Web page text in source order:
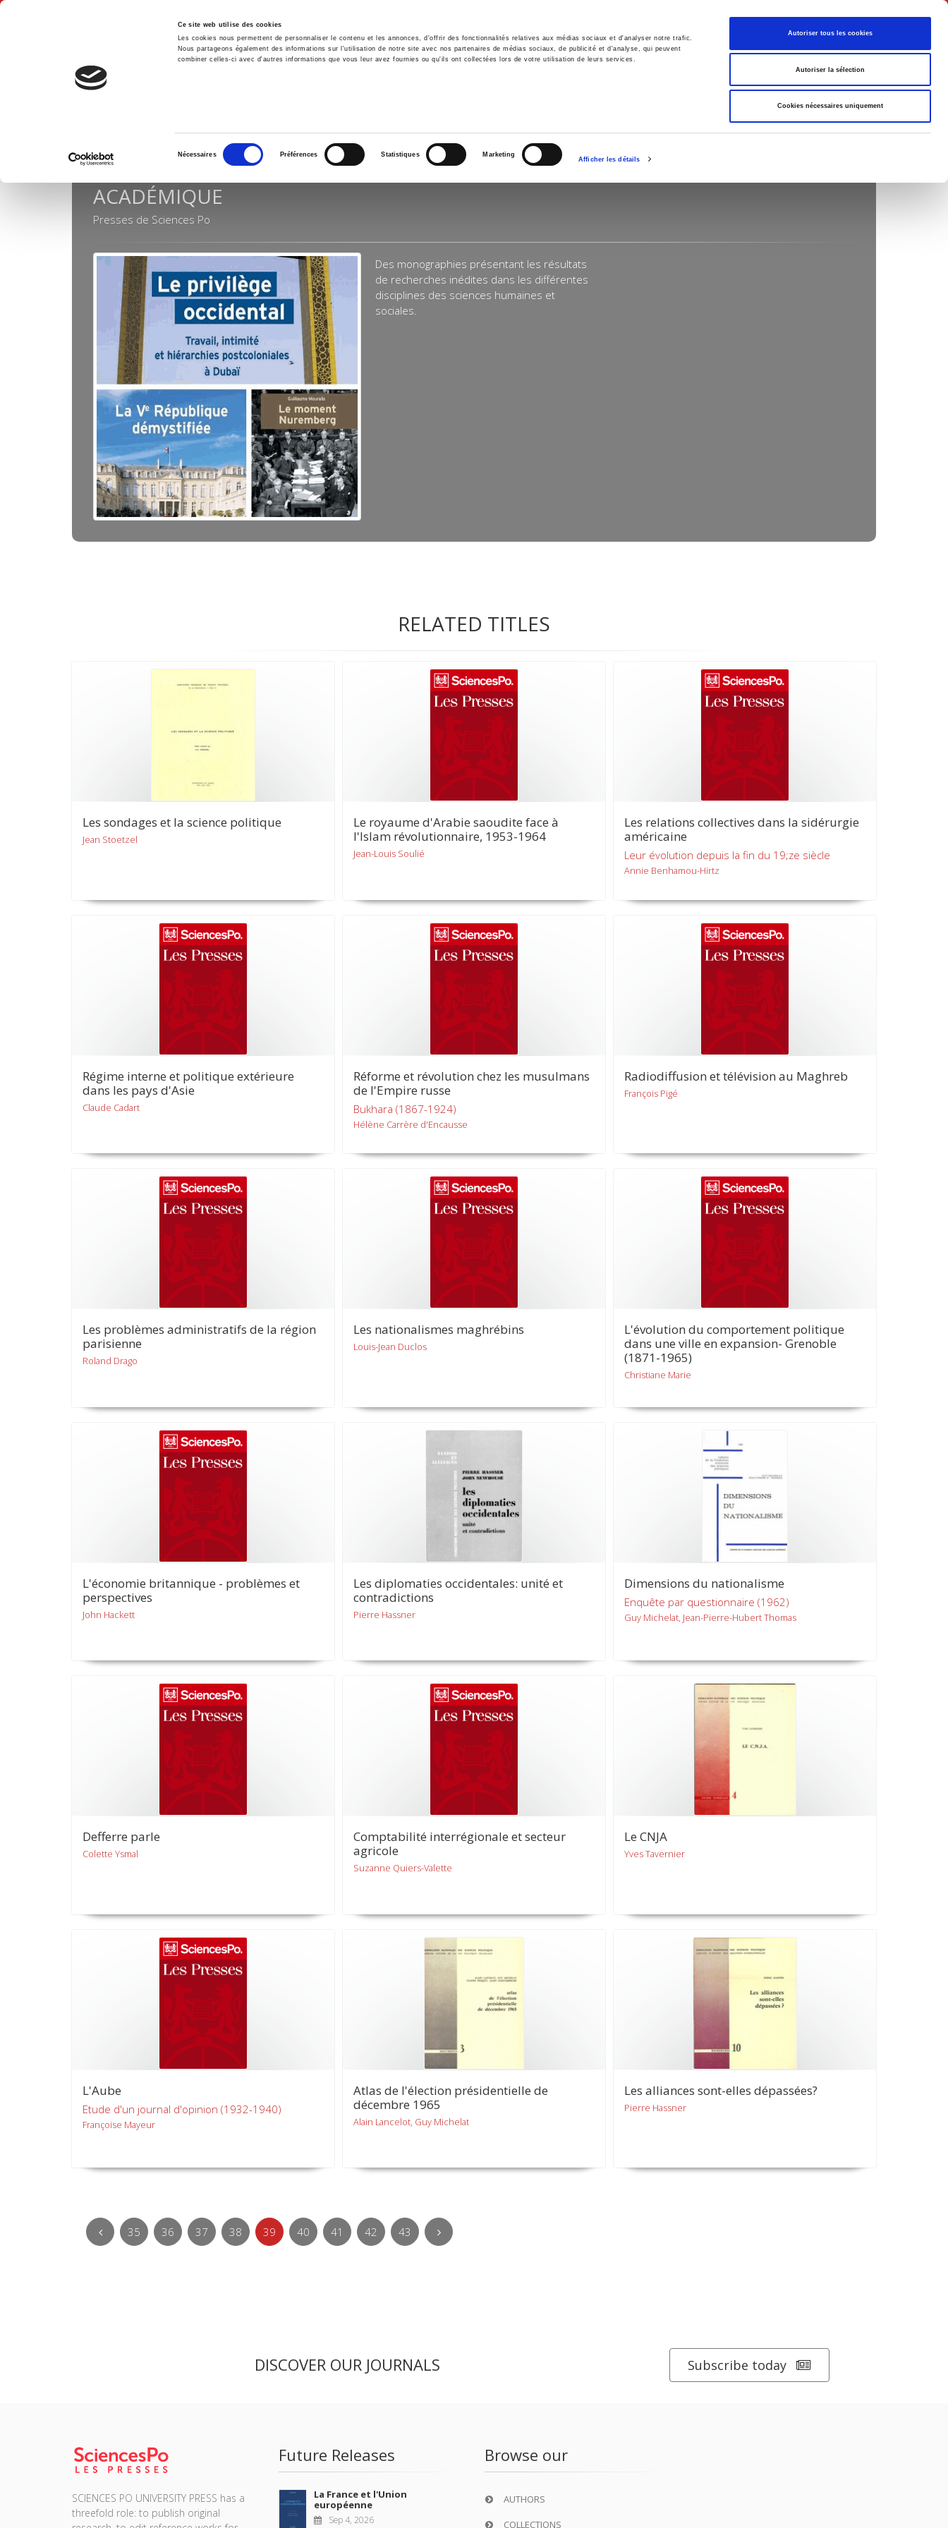
Ce site web utilise des cookies
Les cookies nous permettent de personnaliser le contenu et les annonces, d'offrir des fonctionnalités relatives aux médias sociaux et d'analyser notre trafic.
Nous partageons également des informations sur l'utilisation de notre site avec nos partenaires de médias sociaux, de publicité et d'analyse, qui peuvent
combiner celles-ci avec d'autres informations que vous leur avez fournies ou qu'ils ont collectées lors de votre utilisation de leurs services.
consentement
Nécessaires Préférences Statistiques Marketing
Afficher les détails
Autoriser tous les cookies
Autoriser la sélection
Cookies nécessaires uniquement
English
Home Environment History International Politics
ACADÉMIQUE
Presses de Sciences Po
Des monographies présentant les résultats
de recherches inédites dans les différentes
disciplines des sciences humaines et
sociales.
RELATED TITLES
Les sondages et la science politique
Jean Stoetzel
Le royaume d'Arabie saoudite face à
l'Islam révolutionnaire, 1953-1964
Jean-Louis Soulié
Les relations collectives dans la sidérurgie
américaine
Leur évolution depuis la fin du 19;ze siècle
Annie Benhamou-Hirtz
Régime interne et politique extérieure
dans les pays d'Asie
Claude Cadart
Réforme et révolution chez les musulmans
de l'Empire russe
Bukhara (1867-1924)
Hélène Carrère d'Encausse
Radiodiffusion et télévision au Maghreb
François Pigé
Les problèmes administratifs de la région
parisienne
Roland Drago
Les nationalismes maghrébins
Louis-Jean Duclos
L'évolution du comportement politique
dans une ville en expansion- Grenoble
(1871-1965)
Christiane Marie
L'économie britannique - problèmes et
perspectives
John Hackett
Les diplomaties occidentales: unité et
contradictions
Pierre Hassner
Dimensions du nationalisme
Enquête par questionnaire (1962)
Guy Michelat, Jean-Pierre-Hubert Thomas
Defferre parle
Colette Ysmal
Comptabilité interrégionale et secteur
agricole
Suzanne Quiers-Valette
Le CNJA
Yves Tavernier
L'Aube
Etude d'un journal d'opinion (1932-1940)
Françoise Mayeur
Atlas de l'élection présidentielle de
décembre 1965
Alain Lancelot, Guy Michelat
Les alliances sont-elles dépassées?
Pierre Hassner
35 36 37 38 39 40 41 42 43
DISCOVER OUR JOURNALS Subscribe today
SCIENCES PO UNIVERSITY PRESS has a
threefold role: to publish original
Future Releases
La France et l'Union
européenne
Sep 4, 2026
Browse our
AUTHORS
COLLECTIONS